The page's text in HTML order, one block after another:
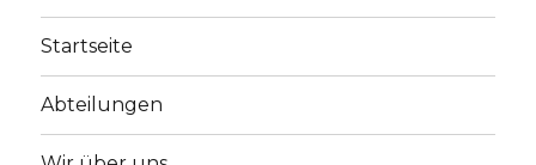
Startseite
Abteilungen